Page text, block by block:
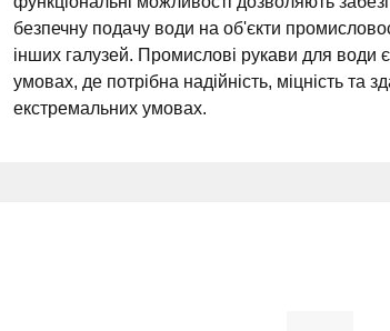
безпечну подачу води на об'єкти
інших галузей. Промислові рукави для води
умовах, де потрібна надійність, міцність та
екстремальних умовах.